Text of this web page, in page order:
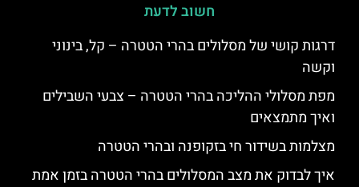
חשוב לדעת
דרגות קושי של מסלולים בהרי הטטרה – קל, בינוני
וקשה
מפת מסלולי ההליכה בהרי הטטרה – צבעי השבילים
ואיך מתמצאים
מצלמות בשידור חי בזקופנה ובהרי הטטרה
איך לבדוק את מצב המסלולים בהרי הטטרה בזמן אמת